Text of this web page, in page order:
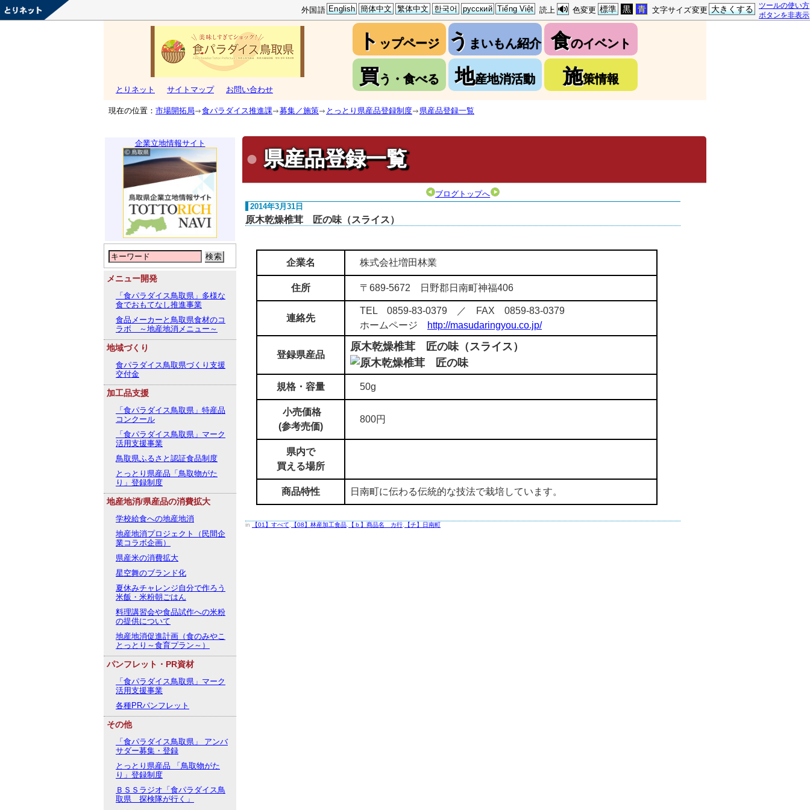
ツールの使い方
ボタンを非表示
文字サイズ変更 大きくする
色変更 標準 黒 青
読上
外国語 English 簡体中文 繁体中文 한국어 русский Tiếng Việt
とりネット サイトマップ お問い合わせ
ト ップページ う まいもん紹介 食のイベント
買う・食べる 地産地消活動 施策情報
現在の位置： 市場開拓局 食パラダイス推進課 募集／施策 とっとり県産品登録制度 県産品登録一覧
企業立地情報サイト
検索
メニュー開発
「食パラダイス鳥取県」多様な
食でおもてなし推進事業
食品メーカーと鳥取県食材のコ
ラボ ～地産地消メニュー～
地域づくり
食パラダイス鳥取県づくり支援
交付金
加工品支援
「食パラダイス鳥取県」特産品
コンクール
「食パラダイス鳥取県」マーク
活用支援事業
鳥取県ふるさと認証食品制度
とっとり県産品「鳥取物がた
り」登録制度
地産地消/県産品の消費拡大
学校給食への地産地消
地産地消プロジェクト（民間企
業コラボ企画）
県産米の消費拡大
星空舞のブランド化
夏休みチャレンジ自分で作ろう
米飯・米粉朝ごはん
料理講習会や食品試作への米粉
の提供について
地産地消促進計画（食のみやこ
とっとり～食育プラン～）
パンフレット・PR資材
「食パラダイス鳥取県」マーク
活用支援事業
各種PRパンフレット
その他
「食パラダイス鳥取県」 アンバ
サダー募集・登録
とっとり県産品 「鳥取物がた
り」登録制度
ＢＳＳラジオ「食パラダイス鳥
取県 探検隊が行く」
県産品登録一覧
ブログトップへ
2014年3月31日
原木乾燥椎茸 匠の味（スライス）
企業名 株式会社増田林業
住所 〒689-5672 日野郡日南町神福406
連絡先
TEL 0859-83-0379 ／ FAX 0859-83-0379
ホームページ
http://masudaringyou.co.jp/
登録県産品
原木乾燥椎茸 匠の味（スライス）
規格・容量 50g
小売価格
(参考売価)
800円
県内で
買える場所
商品特性 日南町に伝わる伝統的な技法で栽培しています。
in 【01】すべて 【08】林産加工食品 【ｂ】商品名 カ行 【チ】日南町